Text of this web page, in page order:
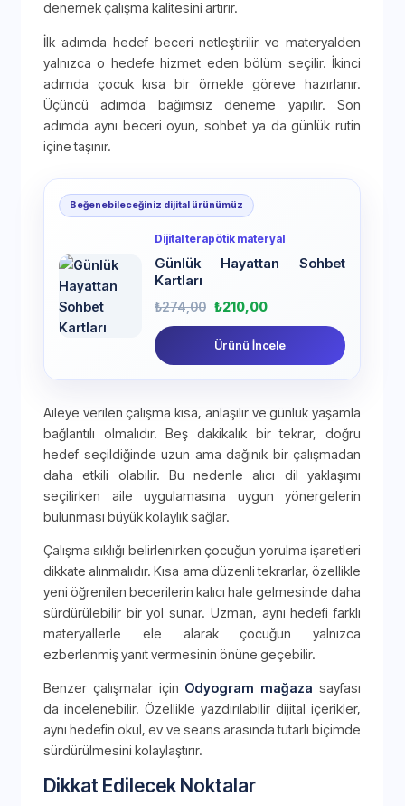
denemek çalışma kalitesini artırır.
İlk adımda hedef beceri netleştirilir ve materyalden
yalnızca o hedefe hizmet eden bölüm seçilir. İkinci
adımda çocuk kısa bir örnekle göreve hazırlanır.
Üçüncü adımda bağımsız deneme yapılır. Son
adımda aynı beceri oyun, sohbet ya da günlük rutin
içine taşınır.
Beğenebileceğiniz dijital ürünümüz
Dijital terapötik materyal
Günlük Hayattan Sohbet
Kartları
₺274,00 ₺210,00
Ürünü İncele
Aileye verilen çalışma kısa, anlaşılır ve günlük yaşamla
bağlantılı olmalıdır. Beş dakikalık bir tekrar, doğru
hedef seçildiğinde uzun ama dağınık bir çalışmadan
daha etkili olabilir. Bu nedenle alıcı dil yaklaşımı
seçilirken aile uygulamasına uygun yönergelerin
bulunması büyük kolaylık sağlar.
Çalışma sıklığı belirlenirken çocuğun yorulma işaretleri
dikkate alınmalıdır. Kısa ama düzenli tekrarlar, özellikle
yeni öğrenilen becerilerin kalıcı hale gelmesinde daha
sürdürülebilir bir yol sunar. Uzman, aynı hedefi farklı
materyallerle ele alarak çocuğun yalnızca
ezberlenmiş yanıt vermesinin önüne geçebilir.
Benzer çalışmalar için Odyogram mağaza sayfası
da incelenebilir. Özellikle yazdırılabilir dijital içerikler,
aynı hedefin okul, ev ve seans arasında tutarlı biçimde
sürdürülmesini kolaylaştırır.
Dikkat Edilecek Noktalar